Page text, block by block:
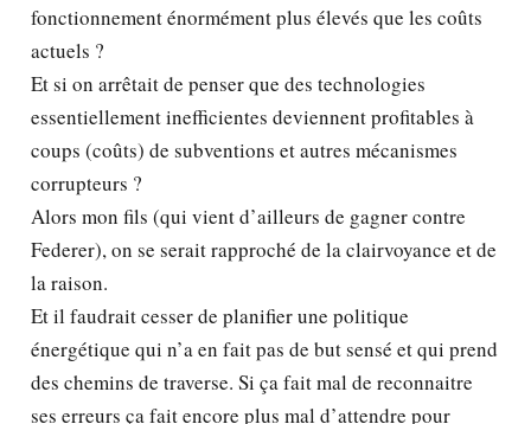
fonctionnement énormément plus élevés que les coûts
actuels ?
Et si on arrêtait de penser que des technologies
essentiellement inefficientes deviennent profitables à
coups (coûts) de subventions et autres mécanismes
corrupteurs ?
Alors mon fils (qui vient d’ailleurs de gagner contre
Federer), on se serait rapproché de la clairvoyance et de
la raison.
Et il faudrait cesser de planifier une politique
énergétique qui n’a en fait pas de but sensé et qui prend
des chemins de traverse. Si ça fait mal de reconnaitre
ses erreurs ça fait encore plus mal d’attendre pour